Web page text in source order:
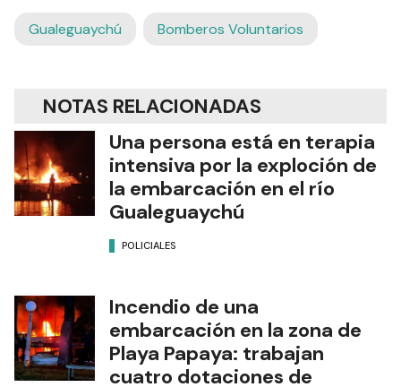
Gualeguaychú Bomberos Voluntarios
NOTAS RELACIONADAS
Una persona está en terapia
intensiva por la exploción de
la embarcación en el río
Gualeguaychú
POLICIALES
Incendio de una
embarcación en la zona de
Playa Papaya: trabajan
cuatro dotaciones de